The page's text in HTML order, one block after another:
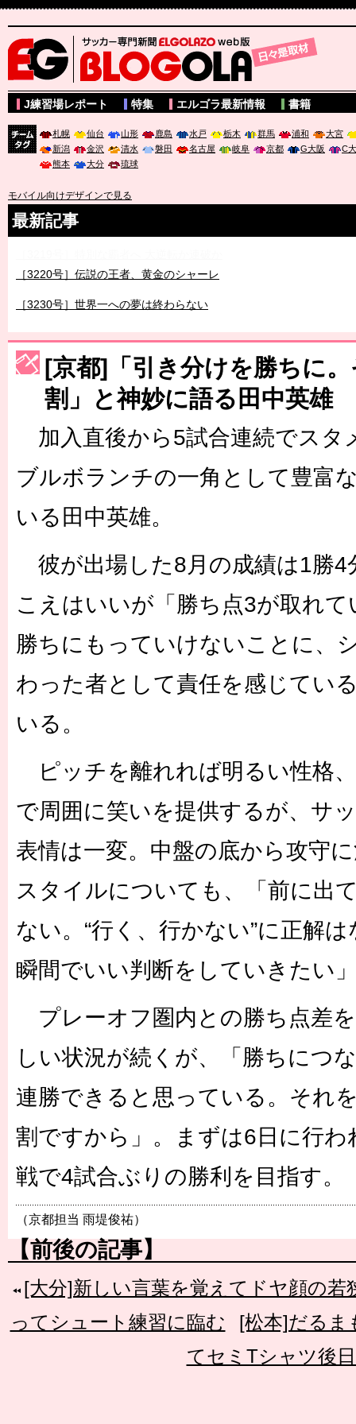
サッカー専門新聞ELGOLAZO web版 BLOGOLA
J練習場レポート 特集 エルゴラ最新情報 書籍
札幌 仙台 山形 鹿島 水戸 栃木 群馬 浦和
大宮
新潟
金沢 清水 磐田 名古屋 岐阜 京都 G大阪
C
熊本
大分 琉球
モバイル向けデザインで見る
最新記事
［3220号］伝説の王者、黄金のシャーレ
［3230号］世界一への夢は終わらない
［3223号］一丸。日本出陣
［3222号］史上最大のW杯開幕 注目は「個」
長谷川 アーリアジャスールさんがシンポジウム「気候変動から命
[京都]「引き分けを勝ちに
割」と神妙に語る田中英雄
加入直後から5試合連続でスタ
ブルボランチの一角として豊富
いる田中英雄。
彼が出場した8月の成績は1勝4
こえはいいが「勝ち点3が取れ
勝ちにもっていけないことに、
わった者として責任を感じてい
いる。
ピッチを離れれば明るい性格
で周囲に笑いを提供するが、サ
表情は一変。中盤の底から攻守
スタイルについても、「前に出
ない。“行く、行かない”に正解
瞬間でいい判断をしていきたい
プレーオフ圏内との勝ち点差
しい状況が続くが、「勝ちにつ
連勝できると思っている。それ
割ですから」。まずは6日に行わ
戦で4試合ぶりの勝利を目指す。
（京都担当 雨堤俊祐）
【前後の記事】
[大分]新しい言葉を覚えてドヤ顔の若
ってシュート練習に臨む
[松本]だるま
てセミTシャツ後